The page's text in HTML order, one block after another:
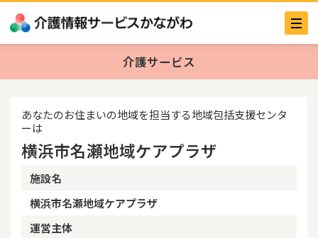
介護サービス
あなたのお住まいの地域を担当する地域包括支援センタ
ーは
横浜市名瀬地域ケアプラザ
施設名
横浜市名瀬地域ケアプラザ
運営主体